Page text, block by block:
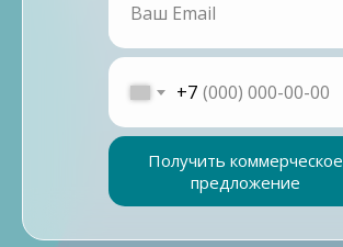
+7
Получить коммерческое
предложение